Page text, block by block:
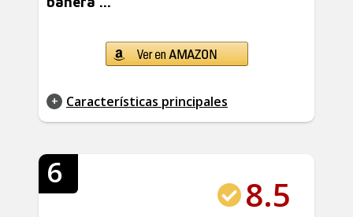
Características principales
6
8.5